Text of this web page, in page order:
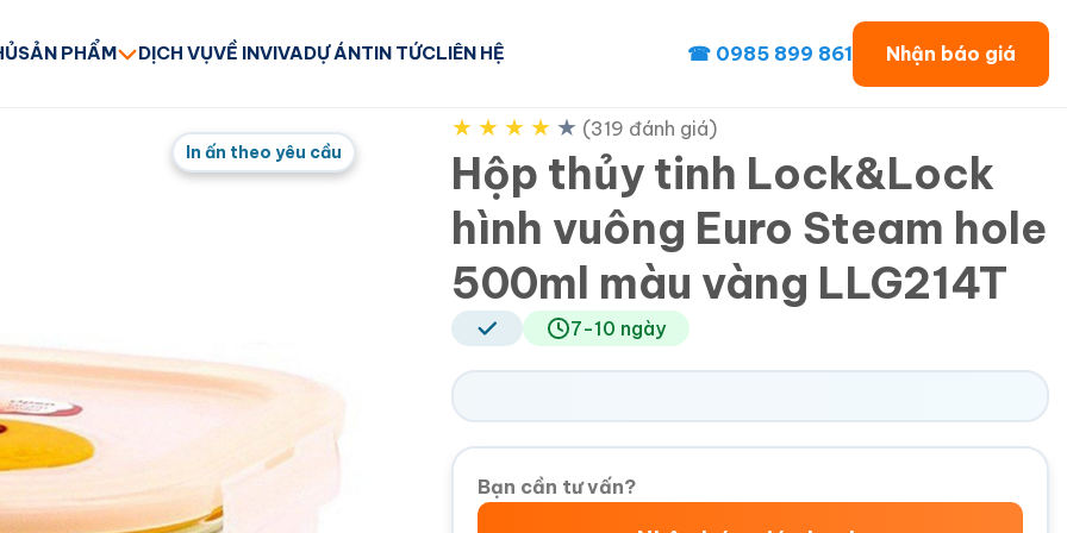
SẢN PHẨM DỊCH VỤVỀ INVIVADỰ ÁNTIN TỨCLIÊN HỆ ☎ 0985 899 861 Nhận báo giá
In ấn theo yêu cầu
★ ★ ★ ★ ★ (319 đánh giá)
Hộp thủy tinh Lock&Lock
hình vuông Euro Steam hole
500ml màu vàng LLG214T
7-10 ngày
Bạn cần tư vấn?